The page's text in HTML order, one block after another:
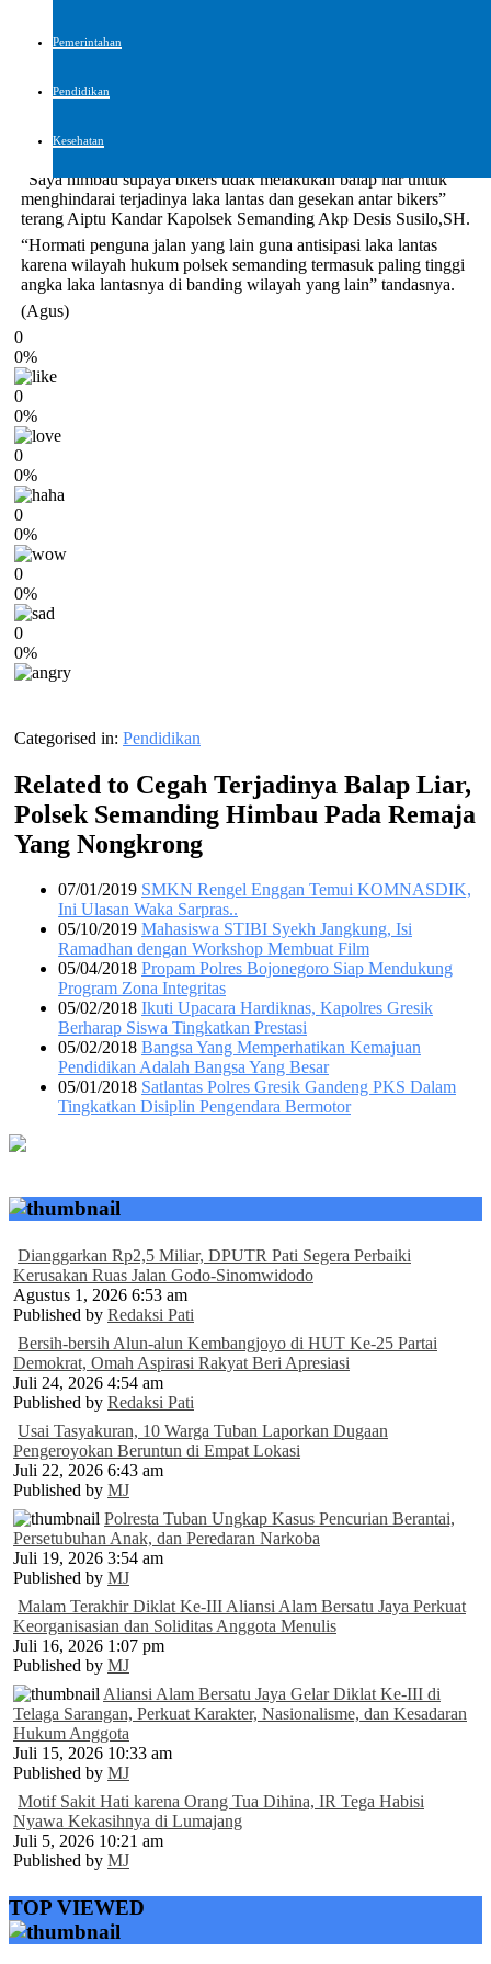
Pemerintahan
Pendidikan
Kesehatan
Ini Dilakukan karena akan membahayakan pengemudi lain serta
narkoba juga disampaikan kepada all bikers tersebut agar tidak
menjadi generasi muda yang tersesat dalam lingkaran setan.
“Saya himbau supaya bikers tidak melakukan balap liar untuk
menghindarai terjadinya laka lantas dan gesekan antar bikers”
terang Aiptu Kandar Kapolsek Semanding Akp Desis Susilo,SH.
“Hormati penguna jalan yang lain guna antisipasi laka lantas
karena wilayah hukum polsek semanding termasuk paling tinggi
angka laka lantasnya di banding wilayah yang lain” tandasnya.
(Agus)
0
0%
0
0%
0
0%
0
0%
0
0%
0
0%
Categorised in: Pendidikan
Related to Cegah Terjadinya Balap Liar,
Polsek Semanding Himbau Pada Remaja
Yang Nongkrong
07/01/2019 SMKN Rengel Enggan Temui KOMNASDIK,
Ini Ulasan Waka Sarpras..
05/10/2019 Mahasiswa STIBI Syekh Jangkung, Isi
Ramadhan dengan Workshop Membuat Film
05/04/2018 Propam Polres Bojonegoro Siap Mendukung
Program Zona Integritas
05/02/2018 Ikuti Upacara Hardiknas, Kapolres Gresik
Berharap Siswa Tingkatkan Prestasi
05/02/2018 Bangsa Yang Memperhatikan Kemajuan
Pendidikan Adalah Bangsa Yang Besar
05/01/2018 Satlantas Polres Gresik Gandeng PKS Dalam
Tingkatkan Disiplin Pengendara Bermotor
Dianggarkan Rp2,5 Miliar, DPUTR Pati Segera Perbaiki
Kerusakan Ruas Jalan Godo-Sinomwidodo
Agustus 1, 2026 6:53 am
Published by Redaksi Pati
Bersih-bersih Alun-alun Kembangjoyo di HUT Ke-25 Partai
Demokrat, Omah Aspirasi Rakyat Beri Apresiasi
Juli 24, 2026 4:54 am
Published by Redaksi Pati
Usai Tasyakuran, 10 Warga Tuban Laporkan Dugaan
Pengeroyokan Beruntun di Empat Lokasi
Juli 22, 2026 6:43 am
Published by MJ
Polresta Tuban Ungkap Kasus Pencurian Berantai,
Persetubuhan Anak, dan Peredaran Narkoba
Juli 19, 2026 3:54 am
Published by MJ
Malam Terakhir Diklat Ke-III Aliansi Alam Bersatu Jaya Perkuat
Keorganisasian dan Soliditas Anggota Menulis
Juli 16, 2026 1:07 pm
Published by MJ
Aliansi Alam Bersatu Jaya Gelar Diklat Ke-III di
Telaga Sarangan, Perkuat Karakter, Nasionalisme, dan Kesadaran
Hukum Anggota
Juli 15, 2026 10:33 am
Published by MJ
Motif Sakit Hati karena Orang Tua Dihina, IR Tega Habisi
Nyawa Kekasihnya di Lumajang
Juli 5, 2026 10:21 am
Published by MJ
TOP VIEWED